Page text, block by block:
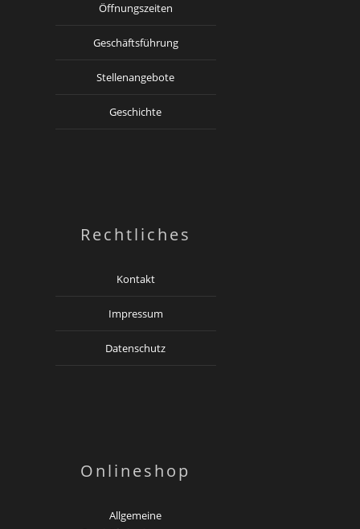
Öffnungszeiten
Geschäftsführung
Stellenangebote
Geschichte
Rechtliches
Kontakt
Impressum
Datenschutz
Onlineshop
Allgemeine